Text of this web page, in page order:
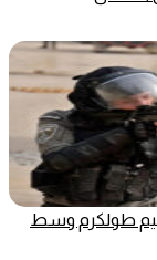
طولكرم وسط